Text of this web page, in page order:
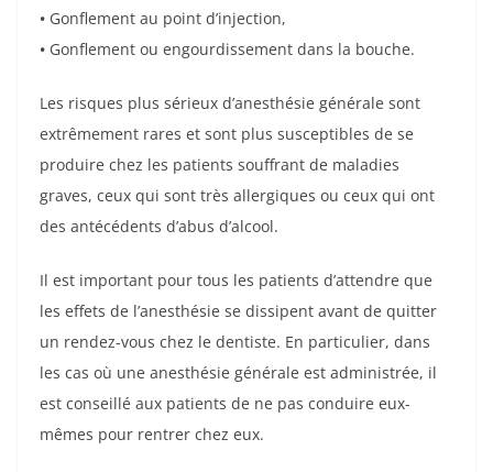
• Gonflement au point d’injection,
• Gonflement ou engourdissement dans la bouche.
Les risques plus sérieux d’anesthésie générale sont
extrêmement rares et sont plus susceptibles de se
produire chez les patients souffrant de maladies
graves, ceux qui sont très allergiques ou ceux qui ont
des antécédents d’abus d’alcool.
Il est important pour tous les patients d’attendre que
les effets de l’anesthésie se dissipent avant de quitter
un rendez-vous chez le dentiste. En particulier, dans
les cas où une anesthésie générale est administrée, il
est conseillé aux patients de ne pas conduire eux-
mêmes pour rentrer chez eux.